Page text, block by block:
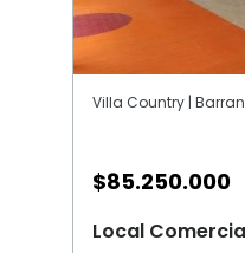
Villa Country |
$85.250.000
Local